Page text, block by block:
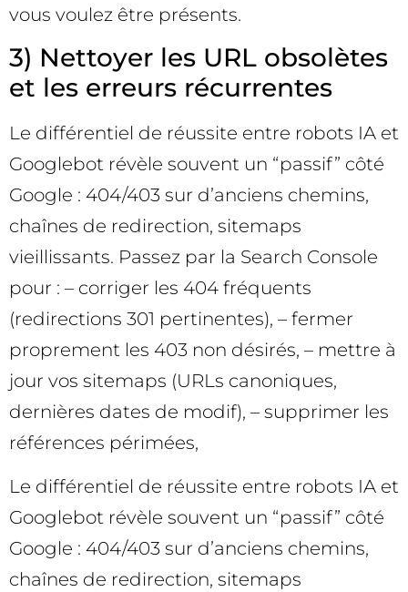
vous voulez être présents.
3) Nettoyer les URL obsolètes
et les erreurs récurrentes
Le différentiel de réussite entre robots IA et
Googlebot révèle souvent un “passif” côté
Google : 404/403 sur d’anciens chemins,
chaînes de redirection, sitemaps
vieillissants. Passez par la Search Console
pour : – corriger les 404 fréquents
(redirections 301 pertinentes), – fermer
proprement les 403 non désirés, – mettre à
jour vos sitemaps (URLs canoniques,
dernières dates de modif), – supprimer les
références périmées,
Le différentiel de réussite entre robots IA et
Googlebot révèle souvent un “passif” côté
Google : 404/403 sur d’anciens chemins,
chaînes de redirection, sitemaps